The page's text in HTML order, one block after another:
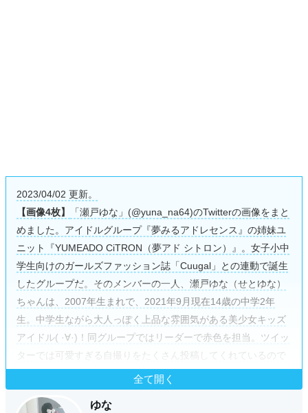
2023/04/02 更新。
【画像4枚】
「瀬戸ゆな」(@yuna_na64)のTwitterの画像をまと
めました。アイドルグループ『夢みるアドレセンス』の姉妹ユ
ニット『YUMEADO CiTRON（夢アド シトロン）』。女子小中
学生向けのガールズファッション誌「Cuugal」との連動で誕生
したグループだ。そのメンバーの一人、瀬戸ゆな（せとゆな）
ちゃんは、2007年生まれで、2021年9月現在14歳の中学2年
生。中学生ながら大人っぽく上品な雰囲気がある美少女キッズ
アイドル( ·∀·)！同グループではリーダーで赤色を担当。ツイッ
ターでは可愛すぎる自撮りをたくさん投稿してくれているので
全て開く
ゆな